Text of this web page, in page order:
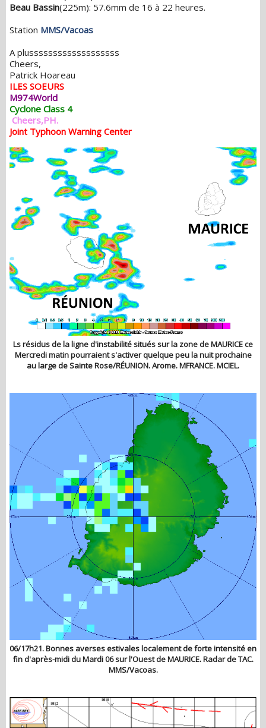
Beau Bassin(225m): 57.6mm de 16 à 22 heures.
Station MMS/Vacoas
A plusssssssssssssssssss
Cheers,
Patrick Hoareau
ILES SOEURS
M974World
Cyclone Class 4
Cheers,PH.
Joint Typhoon Warning Center
Ls résidus de la ligne d'instabilité situés sur la zone de MAURICE ce
Mercredi matin pourraient s'activer quelque peu la nuit prochaine
au large de Sainte Rose/RÉUNION. Arome. MFRANCE. MCIEL.
06/17h21. Bonnes averses estivales localement de forte intensité en
fin d'après-midi du Mardi 06 sur l'Ouest de MAURICE. Radar de TAC.
MMS/Vacoas.